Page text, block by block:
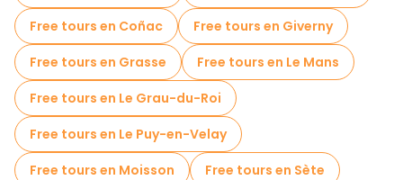
Free tours en Coñac
Free tours en Giverny
Free tours en Grasse
Free tours en Le Mans
Free tours en Le Grau-du-Roi
Free tours en Le Puy-en-Velay
Free tours en Moisson
Free tours en Sète